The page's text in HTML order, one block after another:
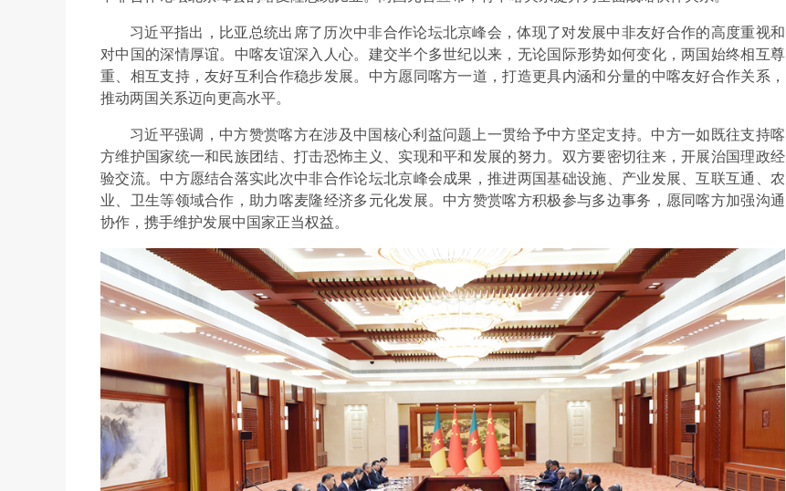
习近平指出，比亚总统出席了历次中非合作论坛北京峰会，体现了对发展中非友好合作的高度重视和
对中国的深情厚谊。中喀友谊深入人心。建交半个多世纪以来，无论国际形势如何变化，两国始终相互尊
重、相互支持，友好互利合作稳步发展。中方愿同喀方一道，打造更具内涵和分量的中喀友好合作关系，
推动两国关系迈向更高水平。
习近平强调，中方赞赏喀方在涉及中国核心利益问题上一贯给予中方坚定支持。中方一如既往支持喀
方维护国家统一和民族团结、打击恐怖主义、实现和平和发展的努力。双方要密切往来，开展治国理政经
验交流。中方愿结合落实此次中非合作论坛北京峰会成果，推进两国基础设施、产业发展、互联互通、农
业、卫生等领域合作，助力喀麦隆经济多元化发展。中方赞赏喀方积极参与多边事务，愿同喀方加强沟通
协作，携手维护发展中国家正当权益。